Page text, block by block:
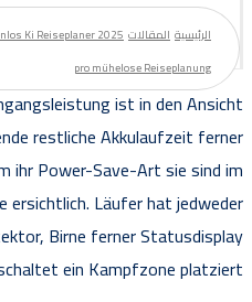
الرئيسية المقالات Ki Reiseplaner 2025
pro mühelose Reiseplanung
ist in den Ansicht
restliche Akkulaufzeit ferner
ihr Power-Save-Art sie sind im
ersichtlich. Läufer hat jedweder
Birne ferner Statusdisplay
ein Kampfzone platziert.